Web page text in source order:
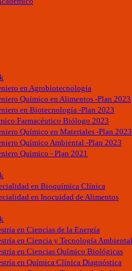
en Agrobiotecnología
Químico en Alimentos -Plan 2023
en Biotecnología -Plan 2023
Farmacéutico Biólogo 2023
Químico en Materiales -Plan 2023
Químico Ambiental -Plan 2023
Químico - Plan 2021
en Bioquímica Clínica
en Inocuidad de Alimentos
en Ciencias de la Energía
en Ciencia y Tecnología Ambiental
en Ciencias Químico Biológicas
en Química Clínica Diagnóstica